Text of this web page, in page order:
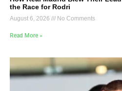
the Race for Rodri
August 6, 2026 No Comments
Read More »